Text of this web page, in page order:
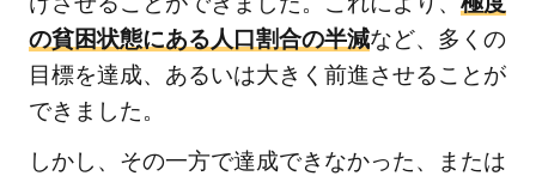
な開
発目
SDGs
の17
の貧困状態にある人口割合の半減など、多くの
目標を達成、あるいは大きく前進させることが
できました。
しかし、その一方で達成できなかった、または